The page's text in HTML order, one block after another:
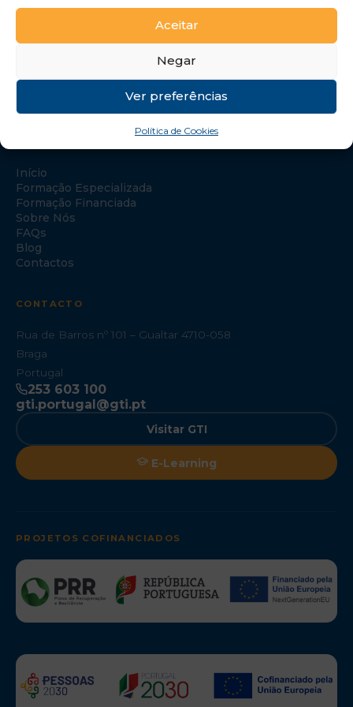
Aceitar
Negar
Ver preferências
Política de Cookies
Início
Formação Especializada
Formação Financiada
Sobre Nós
FAQs
Blog
Contactos
CONTACTO
Rua de Barros nº 101 – Gualtar 4710-058
Braga
Portugal
253 603 100
gti.portugal@gti.pt
Visitar GTI
E-Learning
PROJETOS COFINANCIADOS